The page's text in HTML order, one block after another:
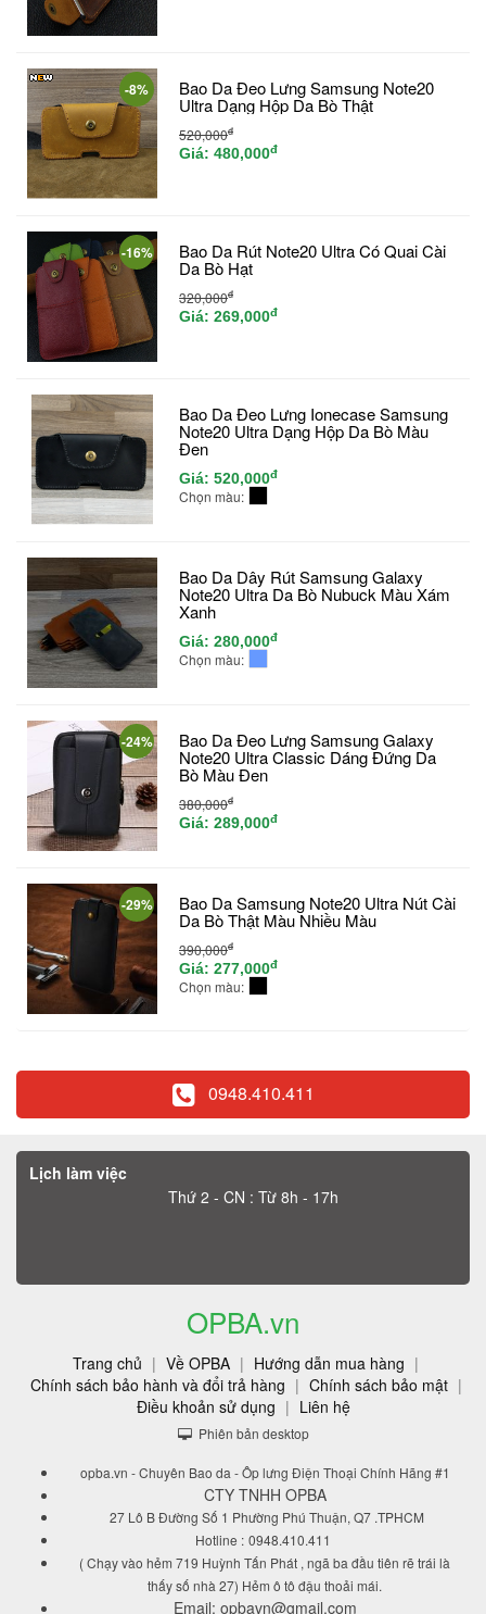
-8% Bao Da Đeo Lưng Samsung Note20
Ultra Dạng Hộp Da Bò Thật
520,000đ
Giá: 480,000đ
-16% Bao Da Rút Note20 Ultra Có Quai Cài
Da Bò Hạt
320,000đ
Giá: 269,000đ
Bao Da Đeo Lưng Ionecase Samsung
Note20 Ultra Dạng Hộp Da Bò Màu
Đen
Giá: 520,000đ
Chọn màu:
Bao Da Dây Rút Samsung Galaxy
Note20 Ultra Da Bò Nubuck Màu Xám
Xanh
Giá: 280,000đ
Chọn màu:
-24% Bao Da Đeo Lưng Samsung Galaxy
Note20 Ultra Classic Dáng Đứng Da
Bò Màu Đen
380,000đ
Giá: 289,000đ
-29% Bao Da Samsung Note20 Ultra Nút Cài
Da Bò Thật Màu Nhiều Màu
390,000đ
Giá: 277,000đ
Chọn màu:
0948.410.411
Lịch làm việc
Thứ 2 - CN : Từ 8h - 17h
OPBA.vn
Trang chủ | Về OPBA | Hướng dẫn mua hàng |
Chính sách bảo hành và đổi trả hàng | Chính sách bảo mật |
Điều khoản sử dụng | Liên hệ
Phiên bản desktop
opba.vn - Chuyên Bao da - Ôp lưng Điện Thoại Chính Hãng #1
CTY TNHH OPBA
27 Lô B Đường Số 1 Phường Phú Thuận, Q7 .TPHCM
Hotline : 0948.410.411
( Chạy vào hẻm 719 Huỳnh Tấn Phát , ngã ba đầu tiên rẽ trái là
thấy số nhà 27) Hẻm ô tô đậu thoải mái.
Email: opbavn@gmail.com